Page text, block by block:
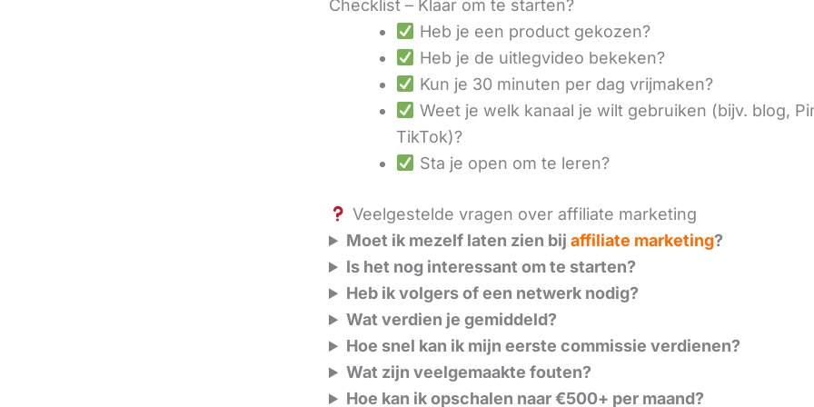
Checklist – Klaar om te starten?
Heb je een product gekozen?
Heb je de uitlegvideo bekeken?
Kun je 30 minuten per dag vrijmaken?
Weet je welk kanaal je wilt gebruiken (bijv. blog,
TikTok)?
Sta je open om te leren?
Veelgestelde vragen over affiliate marketing
Moet ik mezelf laten zien bijaffiliate marketing?
Is het nog interessant om te starten?
Heb ik volgers of een netwerk nodig?
Wat verdien je gemiddeld?
Hoe snel kan ik mijn eerste commissie verdienen?
Wat zijn veelgemaakte fouten?
Hoe kan ik opschalen naar €500+ per maand?